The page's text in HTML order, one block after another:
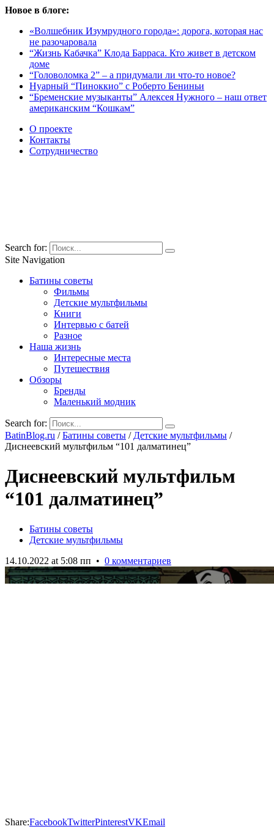
Новое в блоге:
«Волшебник Изумрудного города»: дорога, которая нас
не разочаровала
“Жизнь Кабачка” Клода Барраса. Кто живет в детском
доме
“Головоломка 2” – а придумали ли что-то новое?
Нуарный “Пиноккио” с Роберто Бениньи
“Бременские музыканты” Алексея Нужного – наш ответ
американским “Кошкам”
О проекте
Контакты
Сотрудничество
Search for:
Site Navigation
Батины советы
Фильмы
Детские мультфильмы
Книги
Интервью с батей
Разное
Наша жизнь
Интересные места
Путешествия
Обзоры
Бренды
Маленький модник
Search for:
BatinBlog.ru /Батины советы / Детские мультфильмы /
Диснеевский мультфильм “101 далматинец”
Диснеевский мультфильм
“101 далматинец”
Батины советы
Детские мультфильмы
14.10.2022 at 5:08 пп • 0 комментариев
Share:FacebookTwitterPinterestVKEmail